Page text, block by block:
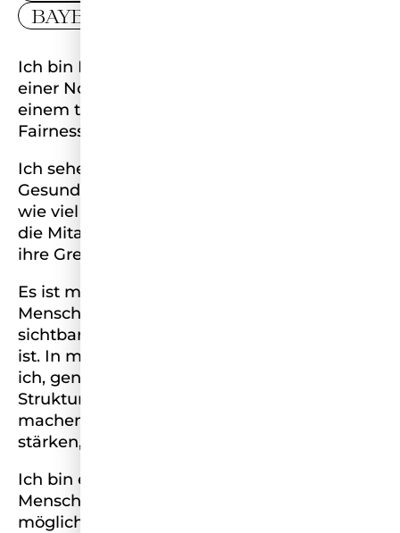
BAYERN
Ich bin Lisa, 33 Jahre alt, Klinikmanagerin in
einer Notaufnahme – und ein Mensch mit
einem tiefen Sinn für Verantwortung,
Fairness und Optimismus.
Ich sehe jeden Tag, wie stark das
Gesundheitssystem unter Druck steht – und
wie viel Einsatz, Disziplin und Menschlichkeit
die Mitarbeitenden aufbringen, oft weit über
ihre Grenzen hinaus.
Es ist mir ein echtes Herzensanliegen, diesen
Menschen eine Stimme zu geben und
sichtbar zu machen, wie wertvoll ihre Arbeit
ist. In meinem beruflichen Alltag versuche
ich, genau dort anzusetzen: Ich gestalte
Strukturen mit, die das System zukunftsfähig
machen – und gleichzeitig die Menschen
stärken, die darin arbeiten.
Ich bin ein positiver, lösungsorientierter
Mensch. Ich glaube daran, dass Veränderung
möglich ist – wenn wir sie gemeinsam